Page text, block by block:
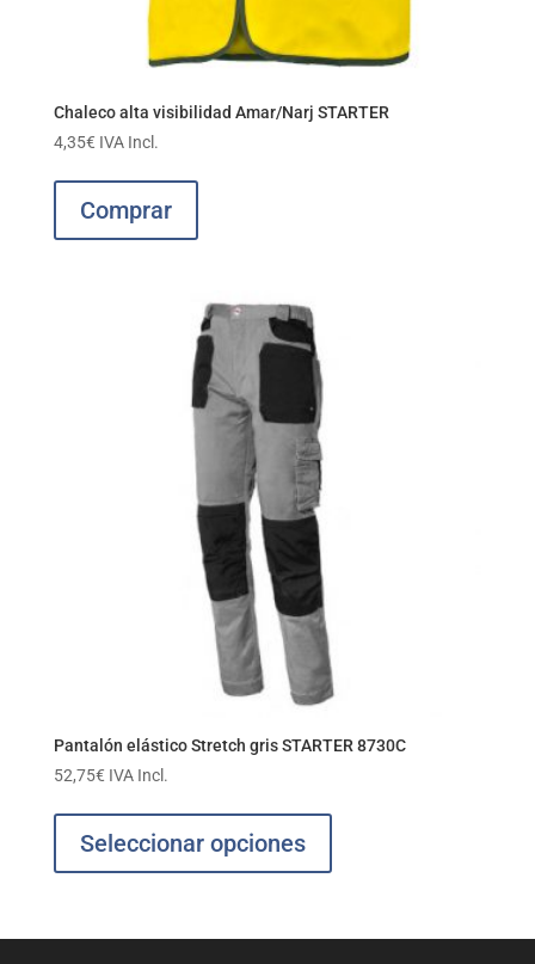
Chaleco alta visibilidad Amar/Narj STARTER
4,35€ IVA Incl.
Comprar
Pantalón elástico Stretch gris STARTER 8730C
52,75€ IVA Incl.
Seleccionar opciones
Las